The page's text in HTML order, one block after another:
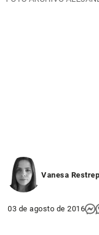
Vanesa
03 de agosto de 2016